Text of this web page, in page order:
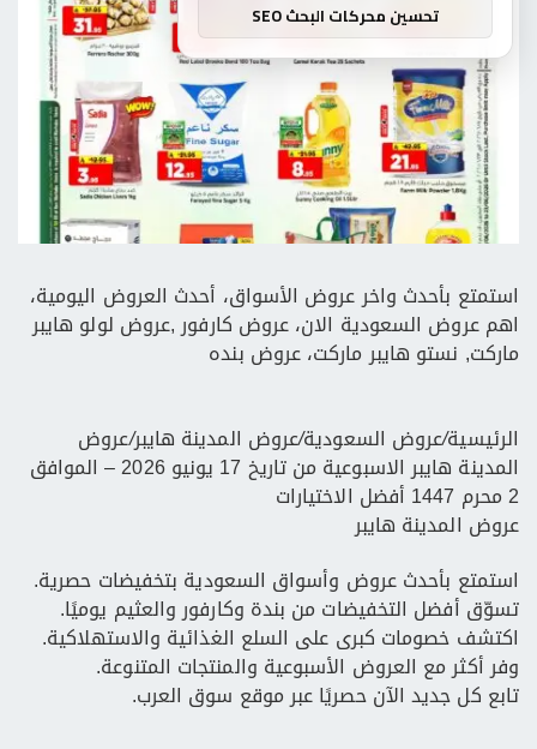
استمتع بأحدث واخر عروض الأسواق، أحدث العروض اليومية،
اهم عروض السعودية الان، عروض كارفور ,عروض لولو هايبر
ماركت, نستو هايبر ماركت، عروض بنده
الرئيسية/عروض السعودية/عروض المدينة هايبر/عروض
المدينة هايبر الاسبوعية من تاريخ 17 يونيو 2026 – الموافق
2 محرم 1447 أفضل الاختيارات
عروض المدينة هايبر
استمتع بأحدث عروض وأسواق السعودية بتخفيضات حصرية.
تسوّق أفضل التخفيضات من بندة وكارفور والعثيم يوميًا.
اكتشف خصومات كبرى على السلع الغذائية والاستهلاكية.
وفر أكثر مع العروض الأسبوعية والمنتجات المتنوعة.
تابع كل جديد الآن حصريًا عبر موقع سوق العرب.
تحسين محركات البحث SEO